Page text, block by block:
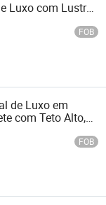
Luxo com Lustre
LED
FOB
de Luxo em
com Teto Alto,
de Lobby de
FOB